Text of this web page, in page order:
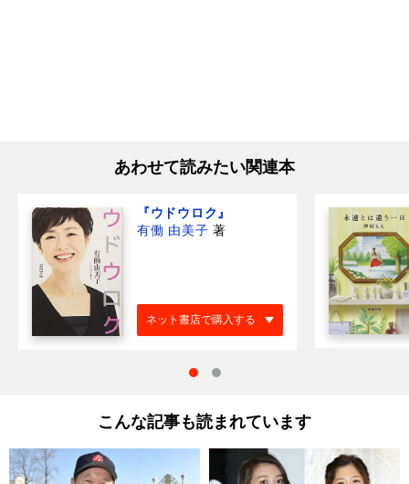
あわせて読みたい関連本
『ウドウロク』
有働 由美子 著
ネット書店で購入する
こんな記事も読まれています